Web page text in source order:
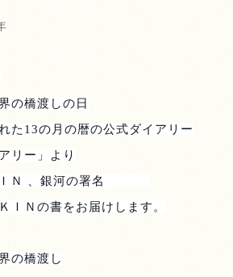
の橋渡しの日
た 13の月の暦の公式ダイアリー
リー」より
Ｎ 、銀河の署名
ＩＮの書をお届けします。
の橋渡し